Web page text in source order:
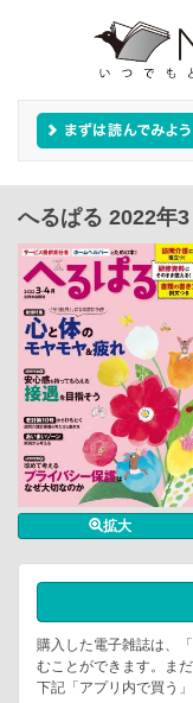
へるぱる 2022年3
拡大
購入した電子雑誌は、
むことができます。ま
下記「アプリ内で買う